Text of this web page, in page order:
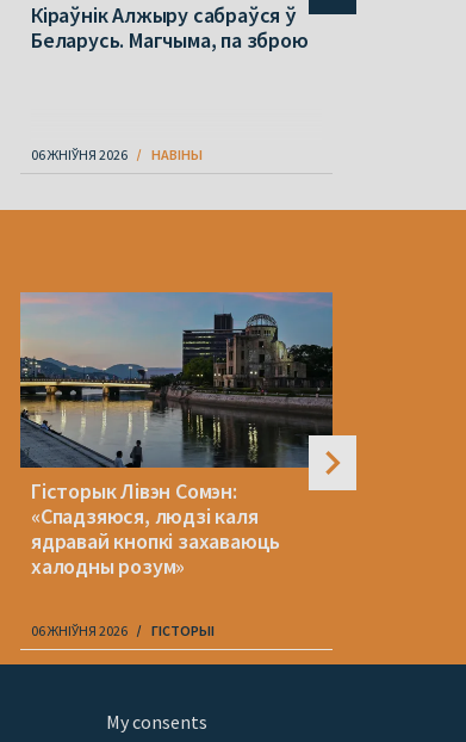
Кіраўнік Алжыру сабраўся ў
Беларусь. Магчыма, па зброю
06 ЖНІЎНЯ 2026 НАВІНЫ
Гісторык Лівэн Сомэн:
«Спадзяюся, людзі каля
ядравай кнопкі захаваюць
халодны розум»
06 ЖНІЎНЯ 2026 ГІСТОРЫІ
My consents